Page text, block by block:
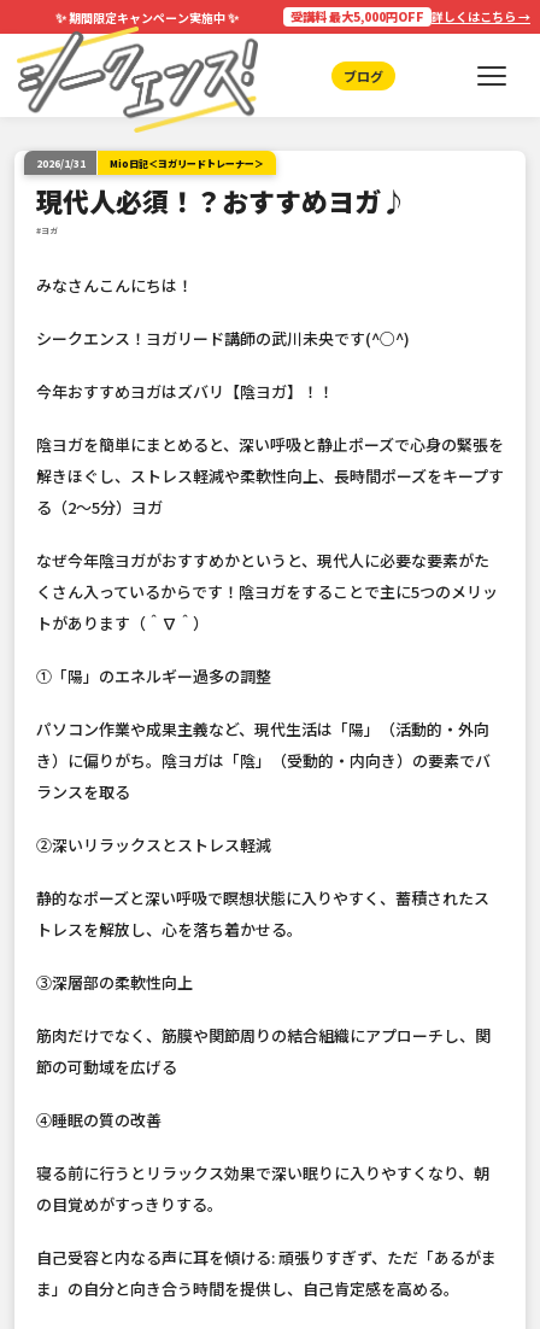
✨期間限定キャンペーン実施中✨ 受講料 最大5,000円OFF 詳しくはこちら →
ブログ
2026/1/31 Mio日記＜ヨガリードトレーナー＞
現代人必須！？おすすめヨガ♪
#ヨガ
みなさんこんにちは！
シークエンス！ヨガリード講師の武川未央です(^○^)
今年おすすめヨガはズバリ【陰ヨガ】！！
陰ヨガを簡単にまとめると、深い呼吸と静止ポーズで心身の緊張を
解きほぐし、ストレス軽減や柔軟性向上、長時間ポーズをキープす
る（2〜5分）ヨガ
なぜ今年陰ヨガがおすすめかというと、現代人に必要な要素がた
くさん入っているからです！陰ヨガをすることで主に5つのメリッ
トがあります（＾∇＾）
①「陽」のエネルギー過多の調整
パソコン作業や成果主義など、現代生活は「陽」（活動的・外向
き）に偏りがち。陰ヨガは「陰」（受動的・内向き）の要素でバ
ランスを取る
②深いリラックスとストレス軽減
静的なポーズと深い呼吸で瞑想状態に入りやすく、蓄積されたス
トレスを解放し、心を落ち着かせる。
③深層部の柔軟性向上
筋肉だけでなく、筋膜や関節周りの結合組織にアプローチし、関
節の可動域を広げる
④睡眠の質の改善
寝る前に行うとリラックス効果で深い眠りに入りやすくなり、朝
の目覚めがすっきりする。
自己受容と内なる声に耳を傾ける: 頑張りすぎず、ただ「あるがま
ま」の自分と向き合う時間を提供し、自己肯定感を高める。